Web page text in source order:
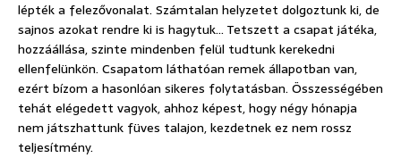
lépték a felezővonalat. Számtalan helyzetet dolgoztunk ki, de
sajnos azokat rendre ki is hagytuk… Tetszett a csapat játéka,
hozzáállása, szinte mindenben felül tudtunk kerekedni
ellenfelünkön. Csapatom láthatóan remek állapotban van,
ezért bízom a hasonlóan sikeres folytatásban. Összességében
tehát elégedett vagyok, ahhoz képest, hogy négy hónapja
nem játszhattunk füves talajon, kezdetnek ez nem rossz
teljesítmény.